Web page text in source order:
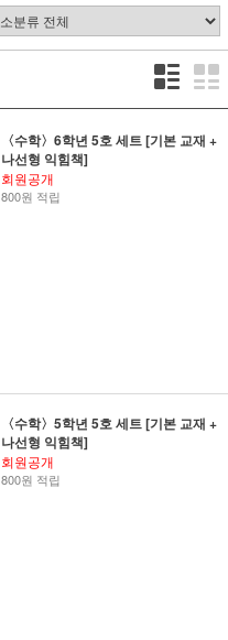
〈수학〉6학년 5호 세트 [기본 교재 +
나선형 익힘책]
회원공개
800원 적립
〈수학〉5학년 5호 세트 [기본 교재 +
나선형 익힘책]
회원공개
800원 적립